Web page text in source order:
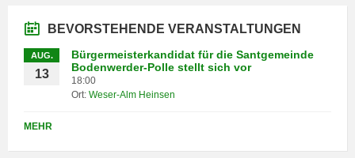
BEVORSTEHENDE VERANSTALTUNGEN
AUG.
13
Bürgermeisterkandidat für die Santgemeinde
Bodenwerder-Polle stellt sich vor
18:00
Ort: Weser-Alm Heinsen
MEHR